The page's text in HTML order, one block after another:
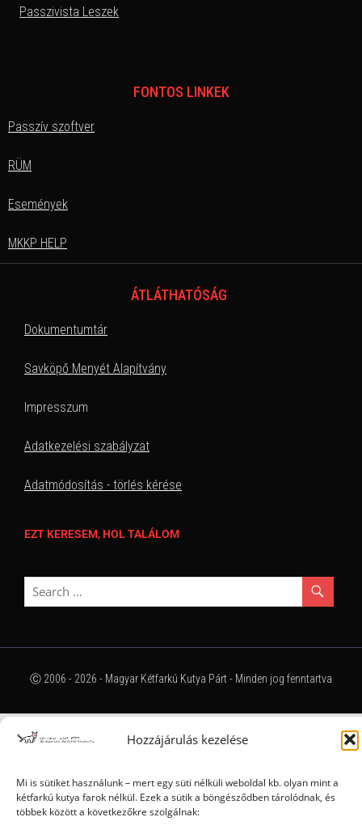
Hozzájárulás kezelése
Mi is sütiket használunk – mert egy süti nélküli weboldal kb. olyan mint a
kétfarkú kutya farok nélkül. Ezek a sütik a böngésződben tárolódnak, és
többek között a következőkre szolgálnak:
Passzivista Leszek
FONTOS LINKEK
Passzív szoftver
RÜM
Események
MKKP HELP
ÁTLÁTHATÓSÁG
Dokumentumtár
Savköpő Menyét Alapítvány
Impresszum
Adatkezelési szabályzat
Adatmódosítás - törlés kérése
EZT KERESEM, HOL TALÁLOM
Ⓒ 2006 - 2026 - Magyar Kétfarkú Kutya Párt - Minden jog fenntartva